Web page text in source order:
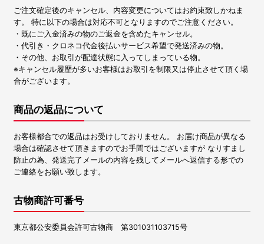
ご注文確定後のキャンセル、内容変更についてはお約束致しかねま
す。 特に以下の場合は対応不可となりますのでご注意ください。
・既にご入金済みの物のご返金を含めたキャンセル。
・代引き・クロネコ代金後払いサービス希望で発送済みの物。
・その他、お取引が配達状態に入ってしまっている物。
※キャンセル履歴が多いお客様はお取引を制限又は停止させて頂く場
合がございます。
商品の返品について
お客様都合での返品はお受けしておりません。 お届け商品が異なる
場合は確認させて頂きますのでお手間ではございますが なりすまし
防止の為、発送完了メールの内容を残してメールへ返信する形での
ご連絡をお願い致します。
古物商許可番号
東京都公安委員会許可古物商 第301031103715号